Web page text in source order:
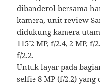
dibanderol bersama
kamera, unit review
didukung kamera
115˚ 2 MP, f/2.4, 2 MP,
f/2.2.
Untuk layar pada
selfie 8 MP (f/2.2)